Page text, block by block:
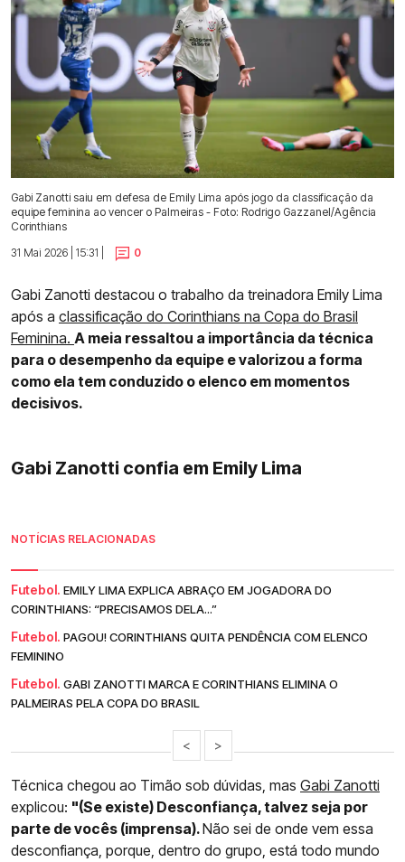
Gabi Zanotti saiu em defesa de Emily Lima após jogo da classificação da
equipe feminina ao vencer o Palmeiras - Foto: Rodrigo Gazzanel/Agência
Corinthians
31 Mai 2026 | 15:31 |
0
Gabi Zanotti destacou o trabalho da treinadora Emily Lima
após a classificação do Corinthians na Copa do Brasil
Feminina. A meia ressaltou a importância da técnica
para o desempenho da equipe e valorizou a forma
como ela tem conduzido o elenco em momentos
decisivos.
Gabi Zanotti confia em Emily Lima
NOTÍCIAS RELACIONADAS
Futebol. EMILY LIMA EXPLICA ABRAÇO EM JOGADORA DO
CORINTHIANS: “PRECISAMOS DELA...”
Futebol. PAGOU! CORINTHIANS QUITA PENDÊNCIA COM ELENCO
FEMININO
Futebol. GABI ZANOTTI MARCA E CORINTHIANS ELIMINA O
PALMEIRAS PELA COPA DO BRASIL
< >
Técnica chegou ao Timão sob dúvidas, mas Gabi Zanotti
explicou: "(Se existe) Desconfiança, talvez seja por
parte de vocês (imprensa).Não sei de onde vem essa
desconfiança, porque, dentro do grupo, está todo mundo